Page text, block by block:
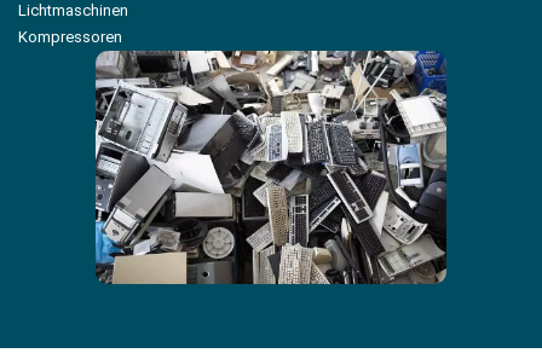
Lichtmaschinen
Kompressoren